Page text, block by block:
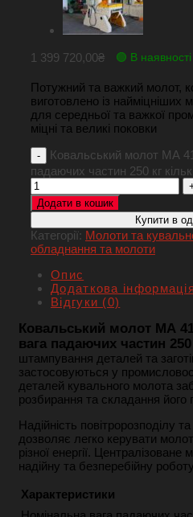
1 399 720,00₴ 🟢 В наявності
Потужний та важкий молот,
виготовлено із найміцніших
для середньої та важкої
міцні та великі поковки
Ковальський молот МА
падаючих частин 250 кг
Додати в кошик
Купити в
Категорії: Молоти та
обладнання та молоти
Опис
Додаткова інформація
Відгуки (0)
Ковальський молот МА
вага падаючих частин 250
штампування деталей та
застосовуються у
деталей кувального молота
розбирання та складання його
Надійність повітророзподілу
дозволяє легко керувати
різної енергії.
надійну та безперебійну роботу
Характеристики